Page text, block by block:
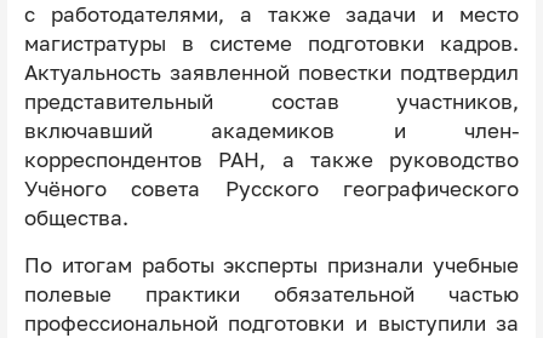
с работодателями, а также задачи и место
магистратуры в системе подготовки кадров.
Актуальность заявленной повестки подтвердил
представительный состав участников,
включавший академиков и член-
корреспондентов РАН, а также руководство
Учёного совета Русского географического
общества.
По итогам работы эксперты признали учебные
полевые практики обязательной частью
профессиональной подготовки и выступили за